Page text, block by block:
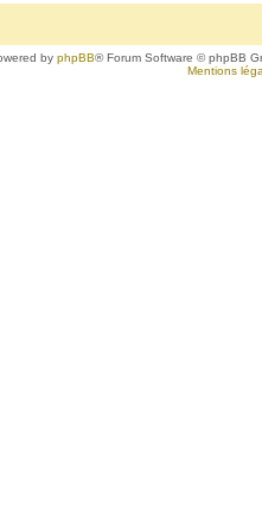
by phpBB® Forum Software © phpBB
Mentions